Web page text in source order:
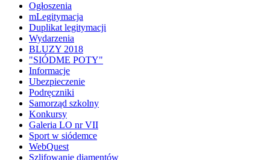
Ogłoszenia
mLegitymacja
Duplikat legitymacji
Wydarzenia
BLUZY 2018
"SIÓDME POTY"
Informacje
Ubezpieczenie
Podręczniki
Samorząd szkolny
Konkursy
Galeria LO nr VII
Sport w siódemce
WebQuest
Szlifowanie diamentów